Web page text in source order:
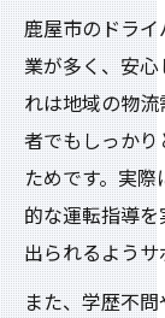
鹿屋市のドラ
業が多く、安心
れは地域の物
者でもしっか
ためです。実
的な運転指導
出られるようサ
また、学歴不